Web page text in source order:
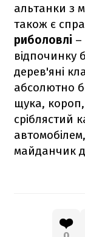
альтанки з
також є
риболовлі –
відпочинку
дерев'яні
абсолютно
щука,
сріблястий
майданчик
❤️